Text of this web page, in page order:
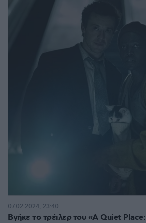
Βγήκε το τρέιλερ του «A Quiet
07.02.2024, 23:40